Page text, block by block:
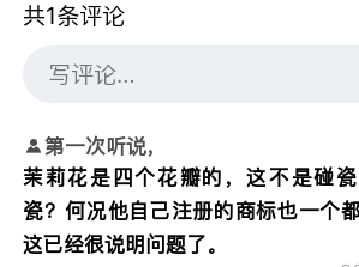
共1条评论
第一次听说，
茉莉花是四个花瓣的，这不是碰
瓷？何况他自己注册的商标也一个都
这已经很说明问题了。